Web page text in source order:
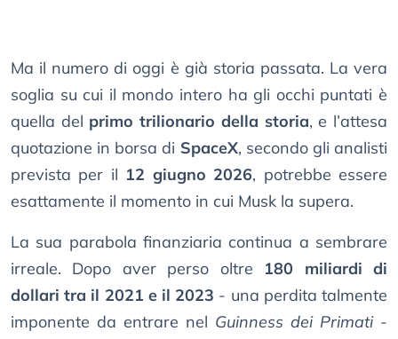
Ma il numero di oggi è già storia passata. La vera
soglia su cui il mondo intero ha gli occhi puntati è
quella del primo trilionario della storia, e l’attesa
quotazione in borsa di SpaceX, secondo gli analisti
prevista per il 12 giugno 2026, potrebbe essere
esattamente il momento in cui Musk la supera.
La sua parabola finanziaria continua a sembrare
irreale. Dopo aver perso oltre 180 miliardi di
dollari tra il 2021 e il 2023 - una perdita talmente
imponente da entrare nel Guinness dei Primati-